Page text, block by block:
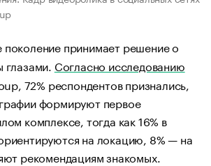
принимает решение о
глазами. Согласно исследованию
72% респондентов признались,
формируют первое
комплексе, тогда как 16% в
на локацию, 8% — на
рекомендациям знакомых.